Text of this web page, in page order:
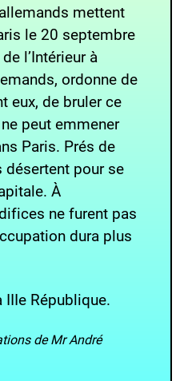
mettent
le 20 septembre
l’Intérieur à
ordonne de
eux, de bruler ce
peut emmener
Paris. Prés de
pour se
À
ne furent pas
dura plus
IIIe République.
de Mr André